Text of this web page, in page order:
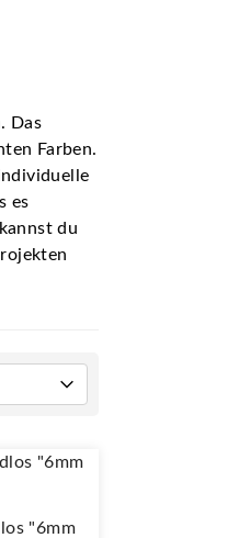
Das
Farben.
es
du
"6mm